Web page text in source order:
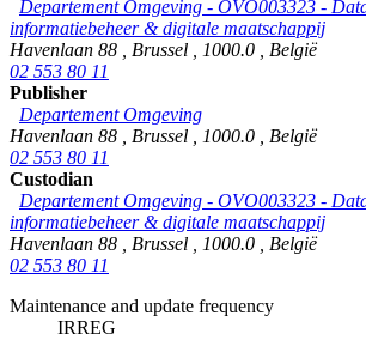
Departement Omgeving - OVO003323 -
informatiebeheer & digitale maatschappij
Havenlaan 88
Brussel 1000.0
België
02 553 80 11
Publisher
Departement Omgeving
Havenlaan 88
Brussel 1000.0
België
02 553 80 11
Custodian
Departement Omgeving - OVO003323 -
informatiebeheer & digitale maatschappij
Havenlaan 88
Brussel 1000.0
België
02 553 80 11
Maintenance and update frequency
IRREG